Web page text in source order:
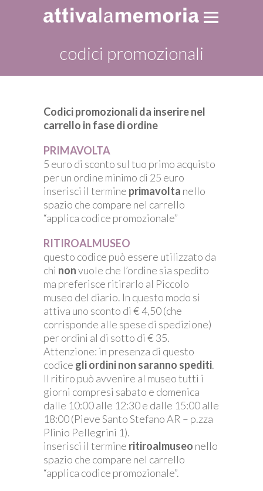
codici promozionali
Codici promozionali da inserire nel
carrello in fase di ordine
PRIMAVOLTA
5 euro di sconto sul tuo primo acquisto
per un ordine minimo di 25 euro
inserisci il termine primavolta nello
spazio che compare nel carrello
“applica codice promozionale”
RITIROALMUSEO
questo codice può essere utilizzato da
chi nonvuole che l’ordine sia spedito
ma preferisce ritirarlo al Piccolo
museo del diario. In questo modo si
attiva uno sconto di € 4,50 (che
corrisponde alle spese di spedizione)
per ordini al di sotto di € 35.
Attenzione: in presenza di questo
codice gli ordini non saranno spediti.
Il ritiro può avvenire al museo tutti i
giorni compresi sabato e domenica
dalle 10:00 alle 12:30 e dalle 15:00 alle
18:00 (Pieve Santo Stefano AR – p.zza
Plinio Pellegrini 1).
inserisci il termine ritiroalmuseo nello
spazio che compare nel carrello
“applica codice promozionale”.